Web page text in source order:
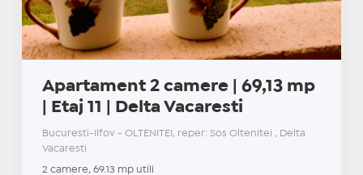
Apartament 2 camere | 69,13 mp
| Etaj 11 | Delta Vacaresti
Bucuresti-Ilfov - OLTENITEI, reper: Sos Oltenitei , Delta
Vacaresti
2 camere, 69.13 mp utili